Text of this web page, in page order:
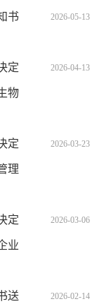
书 2026-05-13
定
物
2026-04-13
定
理
2026-03-23
定
业
2026-03-06
送 2026-02-14